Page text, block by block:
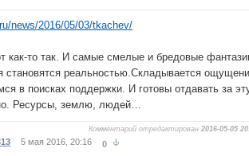
news/2016/05/03/tkachev/
как-то так. И самые смелые и бредовые
становятся реальностью.Складывается
в поисках поддержки. И готовы отдавать за
Ресурсы, землю, людей…
Комментарий отредактирован2016-05-05
5 мая 2016, 20:16 0